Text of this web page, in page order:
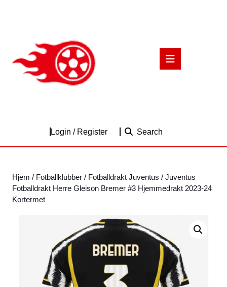
Login / RegisterLogin
Search
Hjem / Fotballklubber / Fotballdrakt Juventus / Juventus
Fotballdrakt Herre Gleison Bremer #3 Hjemmedrakt 2023-24
Kortermet